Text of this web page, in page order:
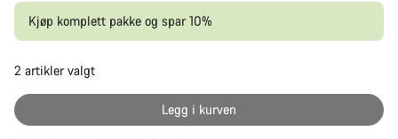
Kjøp komplett pakke og spar 10%
2 artikler valgt
Legg i kurven